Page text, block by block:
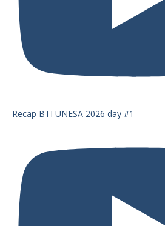
Recap BTI UNESA 2026 day #1